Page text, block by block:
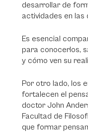
desarrollar de
actividades en las
Es esencial
para conocerlos,
y cómo ven su
Por otro lado, los
fortalecen el
doctor John
Facultad de
que formar